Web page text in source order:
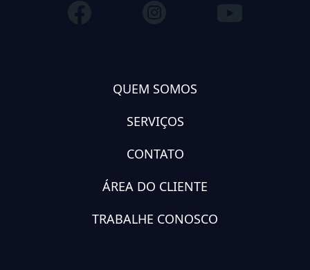
QUEM SOMOS
SERVIÇOS
CONTATO
ÁREA DO CLIENTE
TRABALHE CONOSCO